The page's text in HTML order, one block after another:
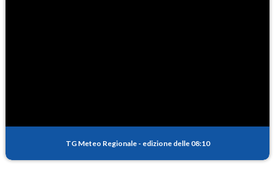
TG Meteo Regionale - edizione delle 08:10